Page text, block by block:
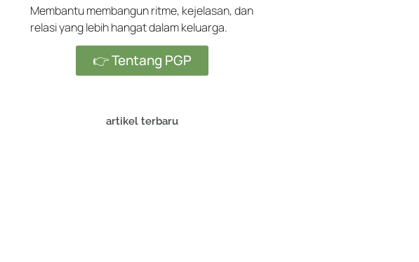
Membantu membangun ritme, kejelasan, dan
relasi yang lebih hangat dalam keluarga.
👉 Tentang PGP
artikel terbaru